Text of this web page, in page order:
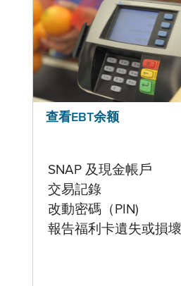
查看EBT余额
SNAP 及現金帳戶
交易記錄
改動密碼（PIN)
報告福利卡遺失或損壞